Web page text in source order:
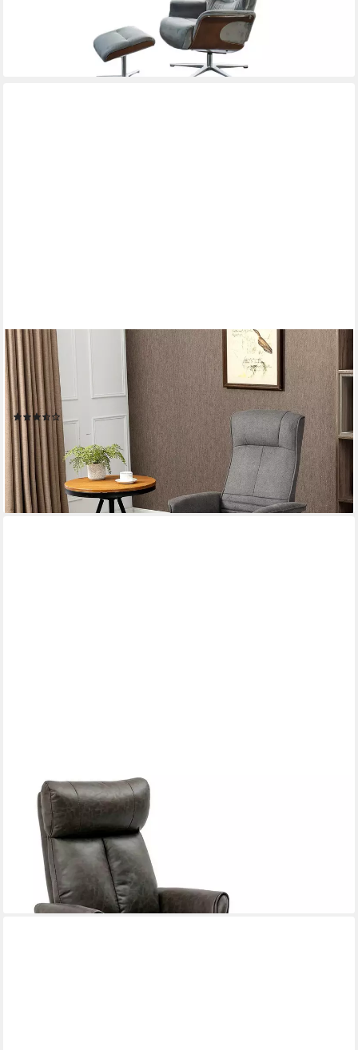
lieferbar - in 6-8 Werktagen bei dir
+1
HOMCOM
Relaxsessel Hocker, 360°drehbarer, mit Liegefunktion,
Gepolstert (Liegesessel, 2-St., Fernsehsessel), für Wohnzimmer,
Schlafzimmer, Samt, Dunkelgrau
(6)
161,99 € UVP 305,90 €
-47%
lieferbar - in 2-3 Werktagen bei dir
HAPPY HOME
Relaxsessel Elektrischer Relaxsessel mit Hocker – USB, 360°
drehbar, Kunstleder
159,99 € 699,99 €
lieferbar - in 8-10 Werktagen bei dir